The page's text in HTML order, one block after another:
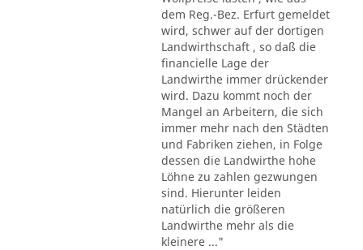
dem Reg.-Bez. Erfurt gemeldet
wird, schwer auf der dortigen
Landwirthschaft , so daß die
financielle Lage der
Landwirthe immer drückender
wird. Dazu kommt noch der
Mangel an Arbeitern, die sich
immer mehr nach den Städten
und Fabriken ziehen, in Folge
dessen die Landwirthe hohe
Löhne zu zahlen gezwungen
sind. Hierunter leiden
natürlich die größeren
Landwirthe mehr als die
kleinere ..."